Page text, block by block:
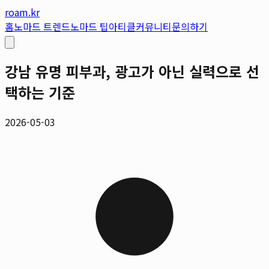
roam.kr
홈노마드 트렌드노마드 팁아티클커뮤니티문의하기
강남 유명 피부과, 광고가 아닌 실력으로 선
택하는 기준
2026-05-03